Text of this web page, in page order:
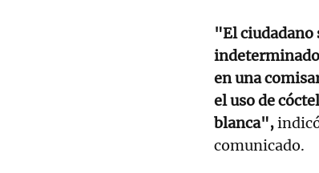
"El ciudadano
en una
el uso de
blanca",
comunicado.